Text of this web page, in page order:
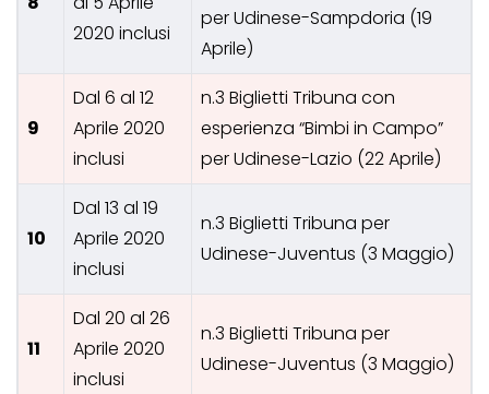
2020 inclusi
per Udinese-Sampdoria (19
Aprile)
9
Dal 6 al 12
Aprile 2020
inclusi
n.3 Biglietti Tribuna con
esperienza “Bimbi in Campo”
per Udinese-Lazio (22 Aprile)
10
Dal 13 al 19
Aprile 2020
inclusi
n.3 Biglietti Tribuna per
Udinese-Juventus (3 Maggio)
11
Dal 20 al 26
Aprile 2020
inclusi
n.3 Biglietti Tribuna per
Udinese-Juventus (3 Maggio)